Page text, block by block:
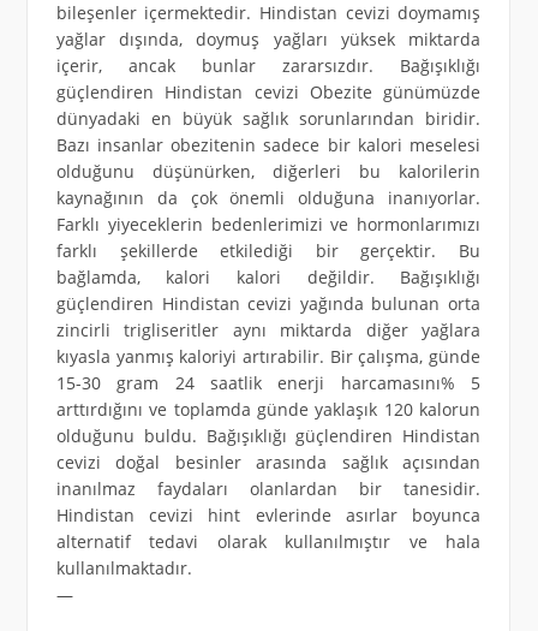
bileşenler içermektedir. Hindistan cevizi doymamış
yağlar dışında, doymuş yağları yüksek miktarda
içerir, ancak bunlar zararsızdır. Bağışıklığı
güçlendiren Hindistan cevizi Obezite günümüzde
dünyadaki en büyük sağlık sorunlarından biridir.
Bazı insanlar obezitenin sadece bir kalori meselesi
olduğunu düşünürken, diğerleri bu kalorilerin
kaynağının da çok önemli olduğuna inanıyorlar.
Farklı yiyeceklerin bedenlerimizi ve hormonlarımızı
farklı şekillerde etkilediği bir gerçektir. Bu
bağlamda, kalori kalori değildir. Bağışıklığı
güçlendiren Hindistan cevizi yağında bulunan orta
zincirli trigliseritler aynı miktarda diğer yağlara
kıyasla yanmış kaloriyi artırabilir. Bir çalışma, günde
15-30 gram 24 saatlik enerji harcamasını% 5
arttırdığını ve toplamda günde yaklaşık 120 kalorun
olduğunu buldu. Bağışıklığı güçlendiren Hindistan
cevizi doğal besinler arasında sağlık açısından
inanılmaz faydaları olanlardan bir tanesidir.
Hindistan cevizi hint evlerinde asırlar boyunca
alternatif tedavi olarak kullanılmıştır ve hala
kullanılmaktadır.
—